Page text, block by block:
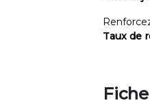
Taux de